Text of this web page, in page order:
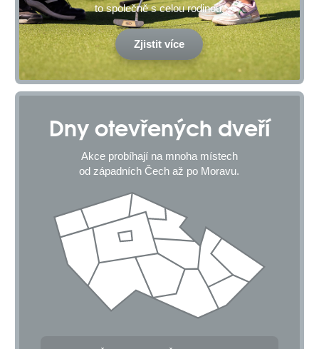
to společně s celou rodinou.
Zjistit více
Dny otevřených dveří
Akce probíhají na mnoha místech
od západních Čech až po Moravu.